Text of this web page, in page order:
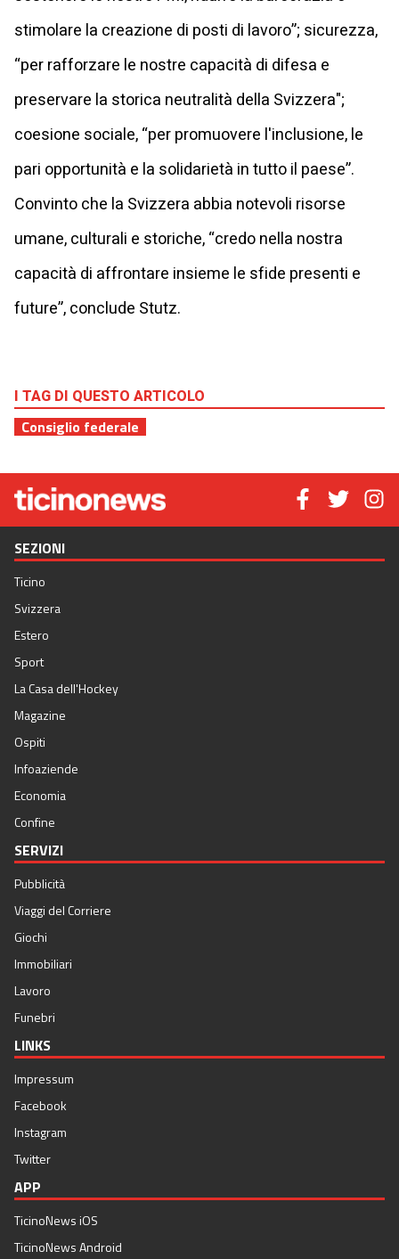
stimolare la creazione di posti di lavoro”; sicurezza,
“per rafforzare le nostre capacità di difesa e
preservare la storica neutralità della Svizzera";
coesione sociale, “per promuovere l'inclusione, le
pari opportunità e la solidarietà in tutto il paese”.
Convinto che la Svizzera abbia notevoli risorse
umane, culturali e storiche, “credo nella nostra
capacità di affrontare insieme le sfide presenti e
future”, conclude Stutz.
I TAG DI QUESTO ARTICOLO
Consiglio federale
SEZIONI
Ticino
Svizzera
Estero
Sport
La Casa dell'Hockey
Magazine
Ospiti
Infoaziende
Economia
Confine
SERVIZI
Pubblicità
Viaggi del Corriere
Giochi
Immobiliari
Lavoro
Funebri
LINKS
Impressum
Facebook
Instagram
Twitter
APP
TicinoNews iOS
TicinoNews Android